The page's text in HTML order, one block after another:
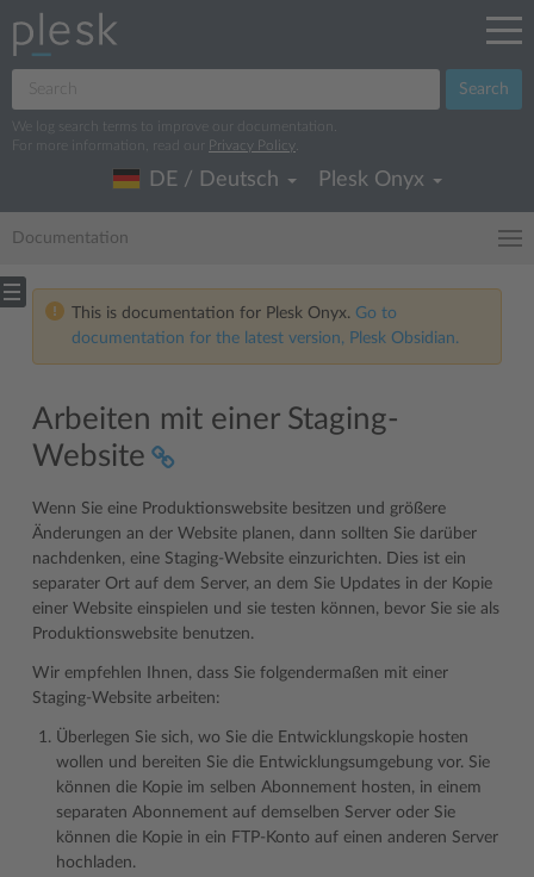
Search
We log search terms to improve our documentation.
For more information, read our
Privacy Policy
DE / Deutsch Plesk Onyx
Documentation
This is documentation for Plesk Onyx. Go to
documentation for the latest version, Plesk Obsidian.
Arbeiten mit einer Staging-
Website
Wenn Sie eine Produktionswebsite besitzen und größere
Änderungen an der Website planen, dann sollten Sie darüber
nachdenken, eine Staging-Website einzurichten. Dies ist ein
separater Ort auf dem Server, an dem Sie Updates in der Kopie
einer Website einspielen und sie testen können, bevor Sie sie als
Produktionswebsite benutzen.
Wir empfehlen Ihnen, dass Sie folgendermaßen mit einer
Staging-Website arbeiten:
Überlegen Sie sich, wo Sie die Entwicklungskopie hosten
wollen und bereiten Sie die Entwicklungsumgebung vor. Sie
können die Kopie im selben Abonnement hosten, in einem
separaten Abonnement auf demselben Server oder Sie
können die Kopie in ein FTP-Konto auf einen anderen Server
hochladen.